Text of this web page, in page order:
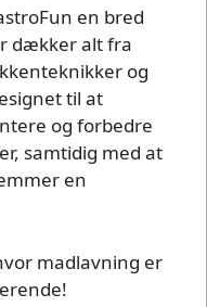
en bred
dækker alt fra
og
til at
og forbedre
samtidig med at
en
madlavning er